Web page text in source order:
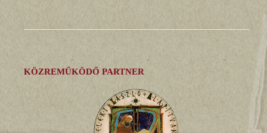
KÖZREMŰKÖDŐ PARTNER